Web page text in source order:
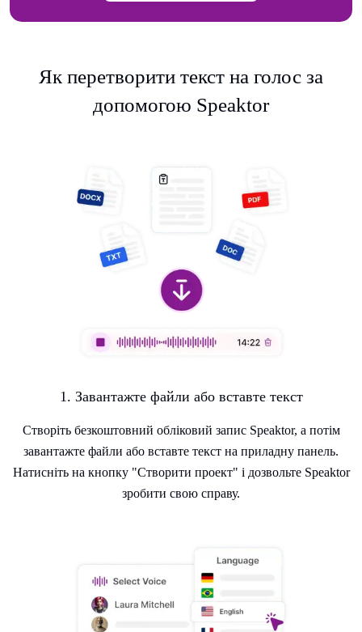
Як перетворити текст на голос за
допомогою Speaktor
1. Завантажте файли або вставте текст
Створіть безкоштовний обліковий запис Speaktor, а потім
завантажте файли або вставте текст на приладну панель.
Натисніть на кнопку "Створити проект" і дозвольте Speaktor
зробити свою справу.